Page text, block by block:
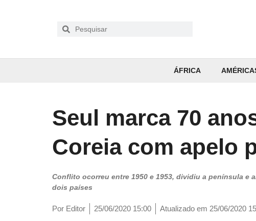
ÁFRICA
Seul marca 70
Coreia com apelo
Conflito ocorreu entre 1950 e 1953, dividiu a península e
dois países
Por Editor 25/06/2020 15:00 Atualizado em 25/06/2020